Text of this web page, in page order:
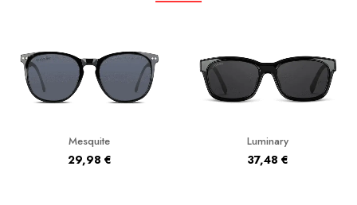
Mesquite
29,98 €
Luminary
37,48 €